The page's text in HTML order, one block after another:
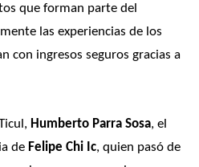
que forman parte del
las experiencias de los
con ingresos seguros gracias a
Humberto Parra Sosa, el
de Felipe Chi Ic, quien pasó de